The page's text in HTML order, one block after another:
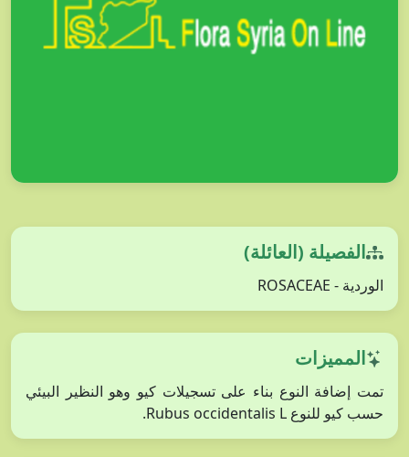
الفصيلة (العائلة)
الوردية - ROSACEAE
المميزات
تمت إضافة النوع بناء على تسجيلات كيو وهو النظير البيئي
حسب كيو للنوع Rubus occidentalis L.